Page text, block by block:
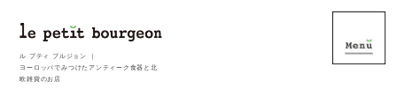
ル プティ ブルジョン ｜
ヨーロッパでみつけたアンティーク食器と北
欧雑貨のお店